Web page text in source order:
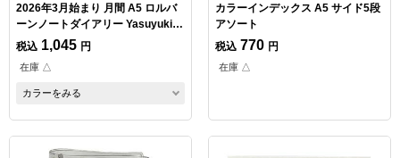
2026年3月始まり 月間 A5 ロルバ
ーンノートダイアリー Yasuyuki
TAKAKI D
税込 1,045 円
在庫 △
カラーをみる
カラーインデックス A5 サイド5段
アソート
税込 770 円
在庫 △